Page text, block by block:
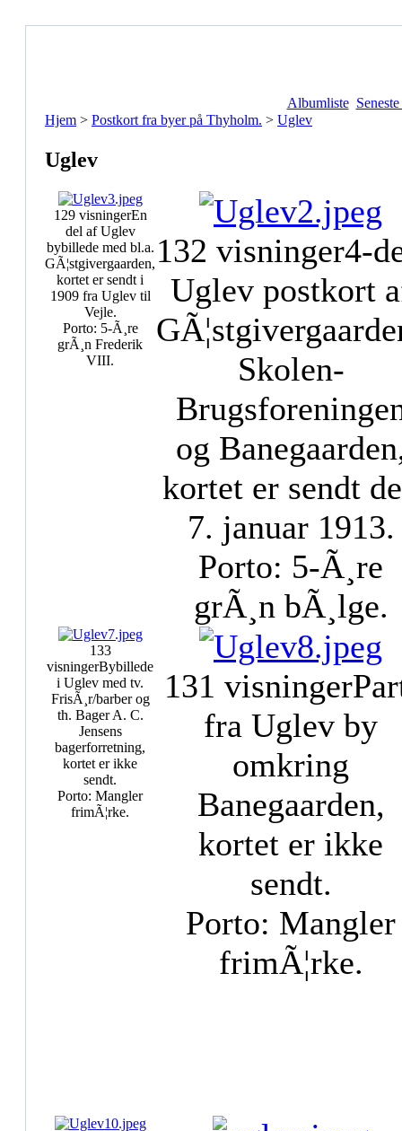
Albumliste
Hjem > Postkort fra byer på Thyholm. > Uglev
Uglev
129 visningerEn
del af Uglev
bybillede med bl.a.
GÃ¦stgivergaarden,
kortet er sendt i
1909 fra Uglev til
Vejle.
Porto: 5-Ã¸re
grÃ¸n Frederik
VIII.
132 visninger4-
Uglev postkort
Skolen-
og
kortet er sendt
7. januar 1913.
Porto: 5-Ã¸re
grÃ¸n bÃ¸lge.
133
visningerBybillede
i Uglev med tv.
FrisÃ¸r/barber og
th. Bager A. C.
Jensens
bagerforretning,
kortet er ikke
sendt.
Porto: Mangler
frimÃ¦rke.
131 visninger
fra Uglev by
omkring
Banegaarden,
kortet er ikke
sendt.
Porto: Mangler
frimÃ¦rke.